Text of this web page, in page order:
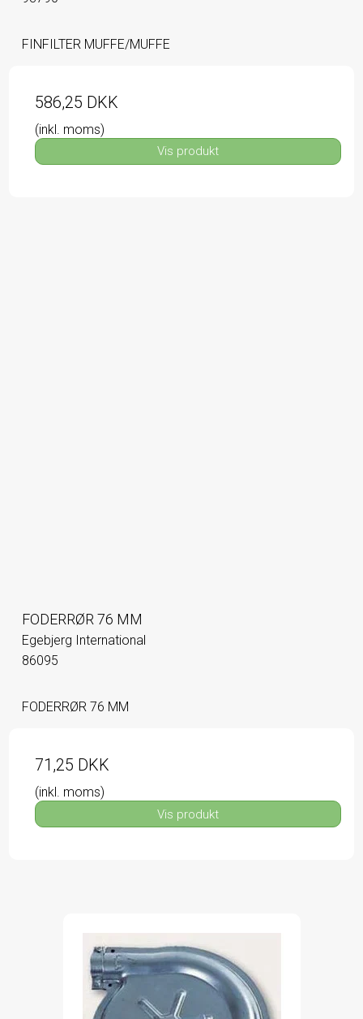
FINFILTER MUFFE/MUFFE
586,25 DKK
(inkl. moms)
Vis produkt
FODERRØR 76 MM
Egebjerg International
86095
FODERRØR 76 MM
71,25 DKK
(inkl. moms)
Vis produkt